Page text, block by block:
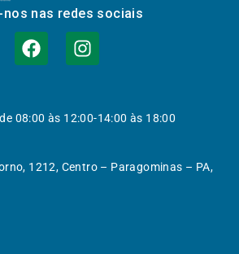
nos nas redes sociais
08:00 às 12:00-14:00 às 18:00
1212, Centro – Paragominas – PA,